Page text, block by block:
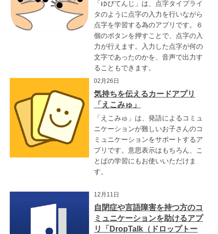
「ゆびてんじ」は、点字タイプライ
タのように点字の入力を行いながら
点字を学習する為のアプリです。６
個のボタンを押すことで、点字の入
力が行えます。入力した点字が何の
文字であったのかを、音声で出力す
ることもできます。
02月26日
気持ちを伝えるカードアプリ
「えこみゅ」
「えこみゅ」は、発語によるコミュ
ニケーションが難しいお子さんのコ
ミュニケーションをサポートするア
プリです。意思表示はもちろん、こ
とばの学習にもお使いいただけま
す。
12月11日
自閉症や言語障害を持つ方のコ
ミュニケーションを助けるアプ
リ「DropTalk（ドロップトー